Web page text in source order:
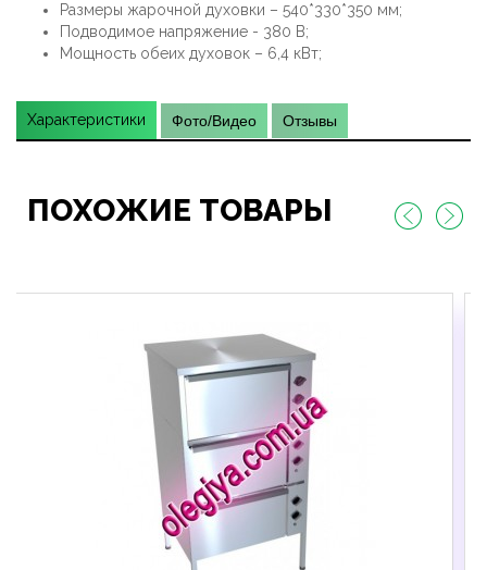
Размеры жарочной духовки – 540*330*350 мм;
Подводимое напряжение - 380 В;
Мощность обеих духовок – 6,4 кВт;
Характеристики Фото/Видео Отзывы
ПОХОЖИЕ ТОВАРЫ